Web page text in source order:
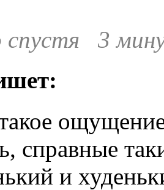
спустя 3
справные
и